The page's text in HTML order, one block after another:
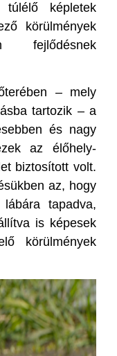
túlélő képletek
körülmények
fejlődésnek
– mely
tartozik – a
és nagy
az élőhely-
biztosított volt.
az, hogy
tapadva,
is képesek
körülmények